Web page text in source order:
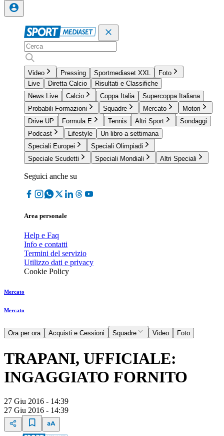
Video Pressing Sportmediaset XXL
Foto
Live
Diretta Calcio
Risultati e Classifiche
News Live
Calcio Coppa Italia
Supercoppa Italiana
Probabili Formazioni
Squadre Mercato
Motori
Drive UP
Formula E Tennis Altri Sport
Sondaggi
Podcast
Lifestyle
Un libro a settimana
Speciali Europei
Speciali Olimpiadi
Speciale Scudetti
Speciali Mondiali Altri Speciali
Seguici anche su
Area personale
Help e Faq
Info e contatti
Termini del servizio
Utilizzo dati e privacy
Cookie Policy
Mercato
Mercato
Ora per ora Acquisti e Cessioni Squadre Video Foto
TRAPANI, UFFICIALE:
INGAGGIATO FORNITO
27 Giu 2016 - 14:39
27 Giu 2016 - 14:39